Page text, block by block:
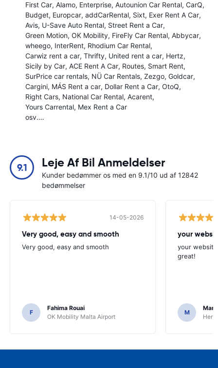
First Car Alamo Enterprise Autounion Car Rental CarQ
Budget Europcar addCarRental Sixt Exer Rent A Car
Avis U-Save Auto Rental Street Rent a Car
Green Motion OK Mobility FireFly Car Rental Abbycar
wheego InterRent Rhodium Car Rental
Carwiz rent a car Thrifty United rent a car Hertz
Sicily by Car ACE Rent A Car Routes Smart Rent
SurPrice car rentals NÜ Car Rentals Zezgo Goldcar
Cargini MÁS Rent a car Dollar Rent a Car OtoQ
Right Cars National Car Rental Acarent
Yours Carrental Mex Rent a Car
osv.…
9.1 Leje Af Bil Anmeldelser
Kunder bedømmer os med en 9.1/10 ud af 12842
bedømmelser
14-05-2026
Very good, easy and smooth
Very good, easy and smooth
F
Fahima Rouai
OK Mobility Malta Airport
your
your
great!
M